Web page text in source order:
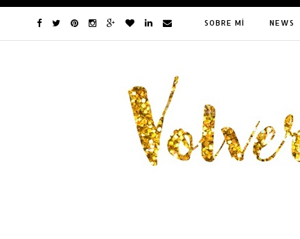
SOBRE MÍ NEWS